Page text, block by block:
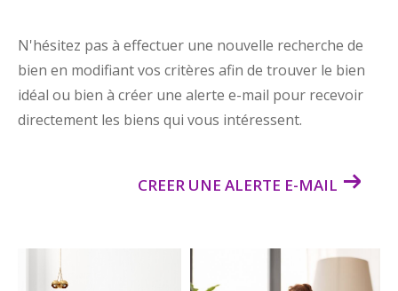
N'hésitez pas à effectuer une nouvelle recherche de
bien en modifiant vos critères afin de trouver le bien
idéal ou bien à créer une alerte e-mail pour recevoir
directement les biens qui vous intéressent.
CREER UNE ALERTE E-MAIL